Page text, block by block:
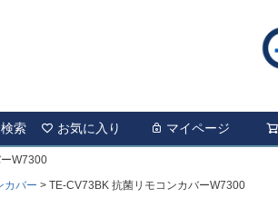
索 お気に入り マイページ
W7300
カバー TE-CV73BK 抗菌リモコンカバーW7300